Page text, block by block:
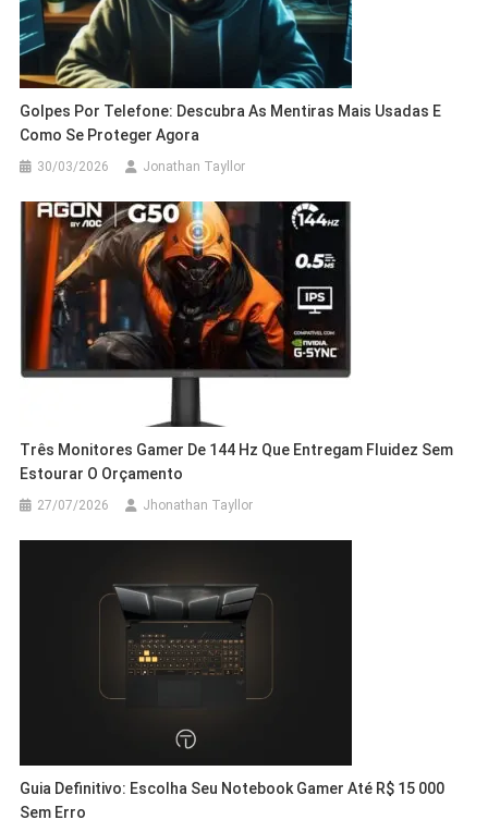
Golpes Por Telefone: Descubra As Mentiras Mais Usadas E
Como Se Proteger Agora
30/03/2026 Jonathan Tayllor
Três Monitores Gamer De 144 Hz Que Entregam Fluidez Sem
Estourar O Orçamento
27/07/2026 Jhonathan Tayllor
Guia Definitivo: Escolha Seu Notebook Gamer Até R$ 15 000
Sem Erro